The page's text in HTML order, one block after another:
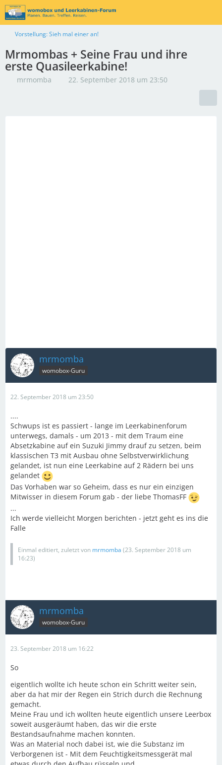
Vorstellung: Sieh mal einer an!
Mrmombas + Seine Frau und ihre
erste Quasileerkabine!
mrmomba 22. September 2018 um 23:50
mrmomba
womobox-Guru
22. September 2018 um 23:50
....
Schwups ist es passiert - lange im Leerkabinenforum
unterwegs, damals - um 2013 - mit dem Traum eine
Absetzkabine auf ein Suzuki Jimmy drauf zu setzen, beim
klassischen T3 mit Ausbau ohne Selbstverwirklichung
gelandet, ist nun eine Leerkabine auf 2 Rädern bei uns
gelandet
Das Vorhaben war so Geheim, dass es nur ein einzigen
Mitwisser in diesem Forum gab - der liebe ThomasFF
...
Ich werde vielleicht Morgen berichten - jetzt geht es ins die
Falle
Einmal editiert, zuletzt von mrmomba (23. September 2018 um
16:23)
mrmomba
womobox-Guru
23. September 2018 um 16:22
So
eigentlich wollte ich heute schon ein Schritt weiter sein,
aber da hat mir der Regen ein Strich durch die Rechnung
gemacht.
Meine Frau und ich wollten heute eigentlich unsere Leerbox
soweit ausgeräumt haben, das wir die erste
Bestandsaufnahme machen konnten.
Was an Material noch dabei ist, wie die Substanz im
Verborgenen ist - Mit dem Feuchtigkeitsmessgerät mal